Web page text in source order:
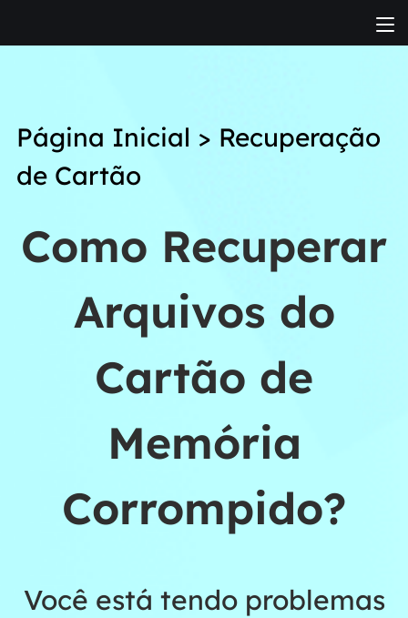
Página Inicial > Recuperação
de Cartão
Como Recuperar
Arquivos do
Cartão de
Memória
Corrompido?
Você está tendo problemas